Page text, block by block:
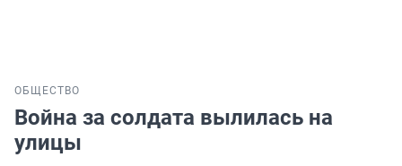
ОБЩЕСТВО
Война за солдата вылилась на
улицы